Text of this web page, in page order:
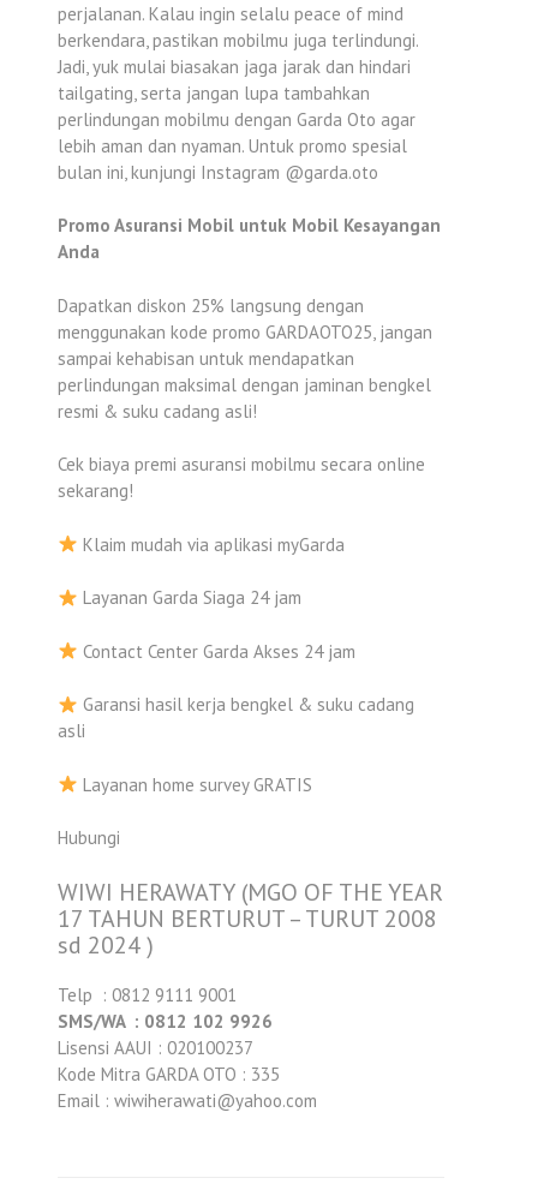
perjalanan. Kalau ingin selalu peace of mind
berkendara, pastikan mobilmu juga terlindungi.
Jadi, yuk mulai biasakan jaga jarak dan hindari
tailgating, serta jangan lupa tambahkan
perlindungan mobilmu dengan Garda Oto agar
lebih aman dan nyaman. Untuk promo spesial
bulan ini, kunjungi Instagram @garda.oto
Promo Asuransi Mobil untuk Mobil Kesayangan
Anda
Dapatkan diskon 25% langsung dengan
menggunakan kode promo GARDAOTO25, jangan
sampai kehabisan untuk mendapatkan
perlindungan maksimal dengan jaminan bengkel
resmi & suku cadang asli!
Cek biaya premi asuransi mobilmu secara online
sekarang!
Klaim mudah via aplikasi myGarda
Layanan Garda Siaga 24 jam
Contact Center Garda Akses 24 jam
Garansi hasil kerja bengkel & suku cadang
asli
Layanan home survey GRATIS
Hubungi
WIWI HERAWATY (MGO OF THE YEAR
17 TAHUN BERTURUT – TURUT 2008
sd 2024 )
Telp : 0812 9111 9001
SMS/WA : 0812 102 9926
Lisensi AAUI : 020100237
Kode Mitra GARDA OTO : 335
Email : wiwiherawati@yahoo.com